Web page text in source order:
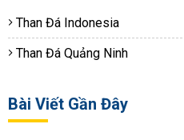
Than Đá Indonesia
Than Đá Quảng Ninh
Bài Viết Gần Đây